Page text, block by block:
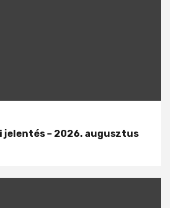
jelentés – 2026. augusztus